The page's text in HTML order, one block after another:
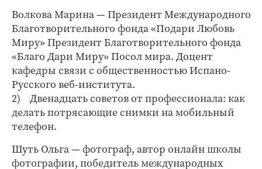
Волкова Марина — Президент Международного
Благотворительного фонда «Подари Любовь
Миру» Президент Благотворительного фонда
«Благо Дари Миру» Посол мира. Доцент
кафедры связи с общественностью Испано-
Русского веб-института.
2) Двенадцать советов от профессионала: как
делать потрясающие снимки на мобильный
телефон.
Шуть Ольга — фотограф, автор онлайн школы
фотографии, победитель международных